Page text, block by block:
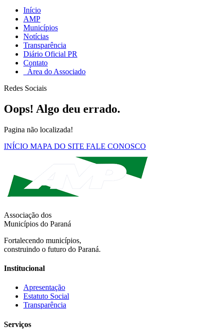
Início
AMP
Municípios
Notícias
Transparência
Diário Oficial PR
Contato
Área do Associado
Redes Sociais
Oops! Algo deu errado.
Pagina não localizada!
INÍCIO MAPA DO SITE FALE CONOSCO
Associação dos
Municípios do Paraná
Fortalecendo municípios,
construindo o futuro do Paraná.
Institucional
Apresentação
Estatuto Social
Transparência
Serviços